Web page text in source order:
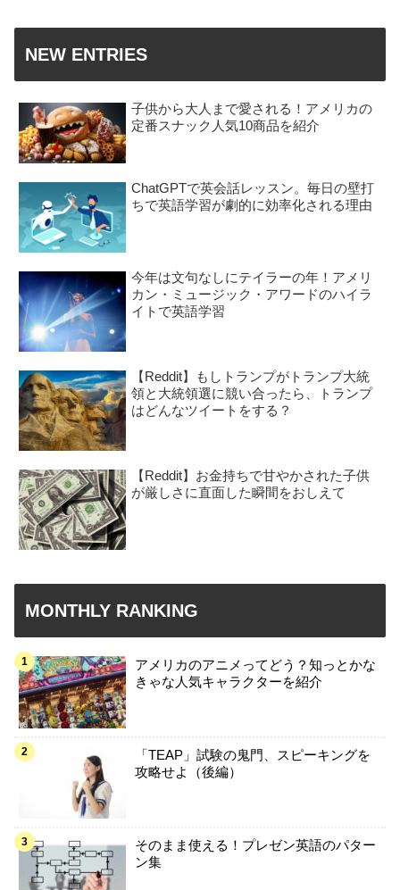
NEW ENTRIES
子供から大人まで愛される！アメリカの
定番スナック人気10商品を紹介
ChatGPTで英会話レッスン。毎日の壁打
ちで英語学習が劇的に効率化される理由
今年は文句なしにテイラーの年！アメリ
カン・ミュージック・アワードのハイラ
イトで英語学習
【Reddit】もしトランプがトランプ大統
領と大統領選に競い合ったら、トランプ
はどんなツイートをする？
【Reddit】お金持ちで甘やかされた子供
が厳しさに直面した瞬間をおしえて
MONTHLY RANKING
アメリカのアニメってどう？知っとかな
きゃな人気キャラクターを紹介
「TEAP」試験の鬼門、スピーキングを
攻略せよ（後編）
そのまま使える！プレゼン英語のパター
ン集